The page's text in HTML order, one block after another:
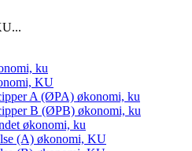
ku
KU
A (ØPA) økonomi, ku
B (ØPB) økonomi, ku
økonomi, ku
(A) økonomi, KU